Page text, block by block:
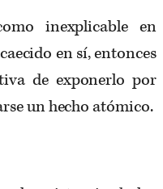
inexplicable en
en sí, entonces
de exponerlo por
un hecho atómico.